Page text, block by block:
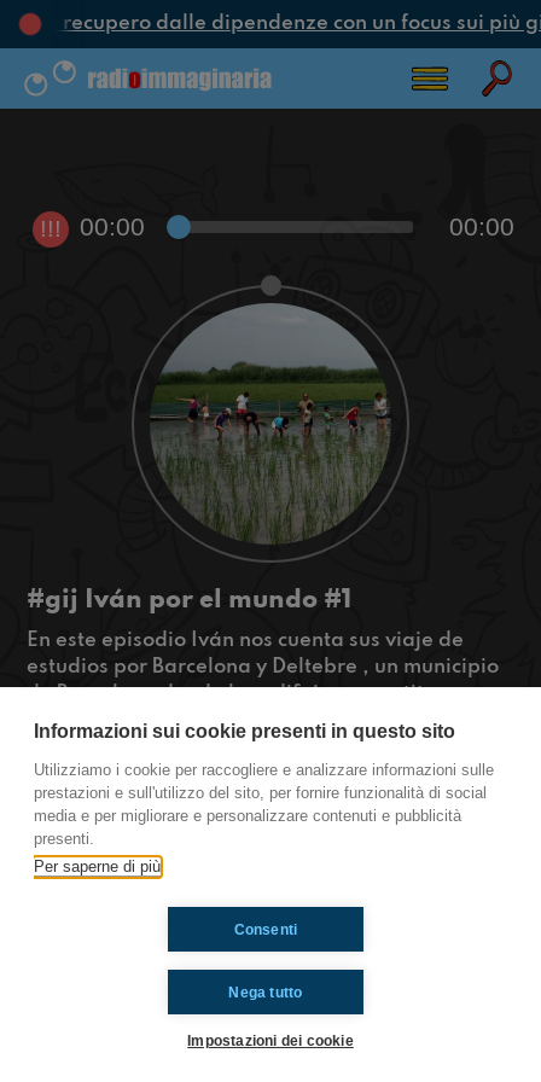
e recupero dalle dipendenze con un focus sui più
!!! 00:00 00:00
#gij Iván por el mundo #1
En este episodio Iván nos cuenta sus viaje de
estudios por Barcelona y Deltebre , un municipio
de Barcelona donde los edificios se sustituyen por
arrozales, en el nos cuenta anécdotas y sucesos
que le pasaron en su viaje.
#Tútambién www.radioimmaginaria.it
en Gijón España
Ti è piaciuto? Condividilo!
Informazioni sui cookie presenti in questo sito
Utilizziamo i cookie per raccogliere e analizzare informazioni sulle
prestazioni e sull'utilizzo del sito, per fornire funzionalità di social
media e per migliorare e personalizzare contenuti e pubblicità
presenti.
Per saperne di più
Nega tutto
Consenti
Impostazioni dei cookie